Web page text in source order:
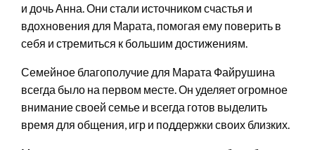
и дочь Анна. Они стали источником счастья и
вдохновения для Марата, помогая ему поверить в
себя и стремиться к большим достижениям.
Семейное благополучие для Марата Файрушина
всегда было на первом месте. Он уделяет огромное
внимание своей семье и всегда готов выделить
время для общения, игр и поддержки своих близких.